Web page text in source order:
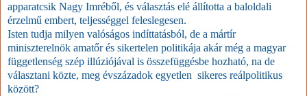
apparatcsik Nagy Imréből, és választás elé állította a baloldali
érzelmű embert, teljességgel feleslegesen.
Isten tudja milyen valóságos indíttatásból, de a mártír
miniszterelnök amatőr és sikertelen politikája akár még a magyar
függetlenség szép illúziójával is összefüggésbe hozható, na de
választani közte, meg évszázadok egyetlen sikeres reálpolitikus
között?